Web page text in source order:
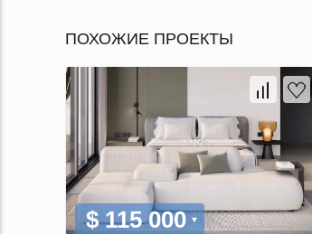
ПОХОЖИЕ ПРОЕКТЫ
$ 115 000